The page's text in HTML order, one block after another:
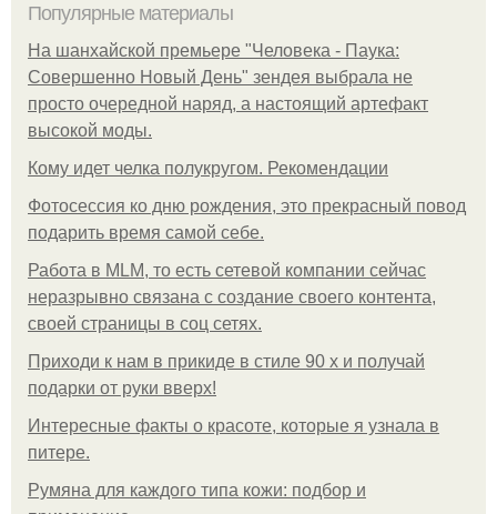
Популярные материалы
На шанхайской премьере "Человека - Паука:
Совершенно Новый День" зендея выбрала не
просто очередной наряд, а настоящий артефакт
высокой моды.
Кому идет челка полукругом. Рекомендации
Фотосессия ко дню рождения, это прекрасный повод
подарить время самой себе.
Работа в MLM, то есть сетевой компании сейчас
неразрывно связана с создание своего контента,
своей страницы в соц сетях.
Приходи к нам в прикиде в стиле 90 х и получай
подарки от руки вверх!
Интересные факты о красоте, которые я узнала в
питере.
Румяна для каждого типа кожи: подбор и